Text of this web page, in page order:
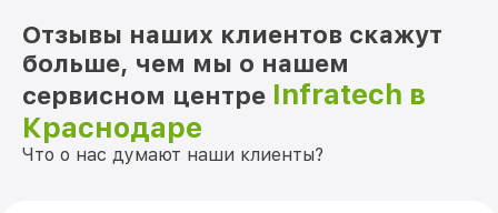
Отзывы наших клиентов скажут
больше, чем мы о нашем
сервисном центре Infratech в
Краснодаре
Что о нас думают наши клиенты?